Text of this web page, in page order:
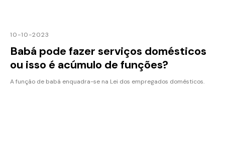
10-10-2023
Babá pode fazer serviços domésticos
ou isso é acúmulo de funções?
A função de babá enquadra-se na Lei dos empregados domésticos.